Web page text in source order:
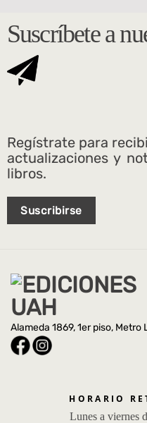
Suscríbete a
Regístrate para
actualizaciones y
libros.
Suscribirse
Alameda 1869, 1er piso,
HORARIO
Lunes a viernes